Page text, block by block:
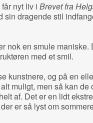
nyt liv i Brevet fra
sin dragende stil
nok en smule maniske.
med et smil.
kunstnere, og på en
muligt, men så kan
af. Det er en lidt
er så lyst om